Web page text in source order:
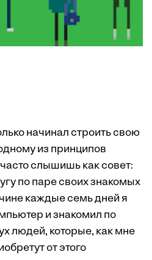
начинал строить свою
из принципов
слышишь как совет:
по паре своих знакомых
каждые семь дней я
и знакомил по
людей, которые, как мне
от этого